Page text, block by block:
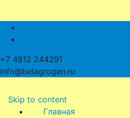
+7 4812 244291
info@belagrogen.ru
Skip to content
Главная